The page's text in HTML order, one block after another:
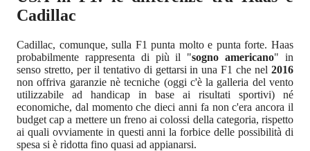
Cadillac
Cadillac, comunque, sulla F1 punta molto e punta forte. Haas
probabilmente rappresenta di più il "sogno americano" in
senso stretto, per il tentativo di gettarsi in una F1 che nel 2016
non offriva garanzie nè tecniche (oggi c'è la galleria del vento
utilizzabile ad handicap in base ai risultati sportivi) né
economiche, dal momento che dieci anni fa non c'era ancora il
budget cap a mettere un freno ai colossi della categoria, rispetto
ai quali ovviamente in questi anni la forbice delle possibilità di
spesa si è ridotta fino quasi ad appianarsi.